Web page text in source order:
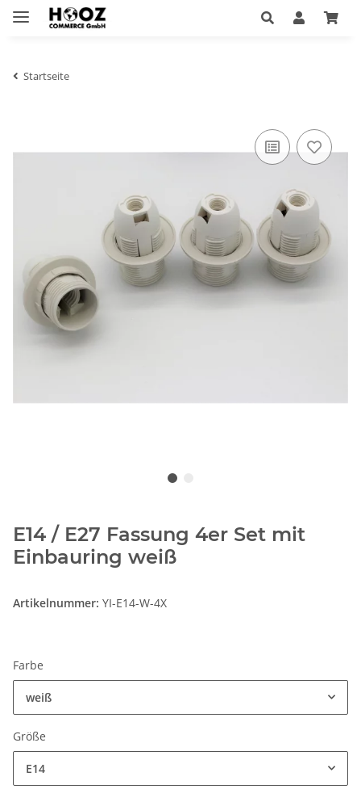
Startseite
E14 / E27 Fassung 4er Set mit
Einbauring weiß
Artikelnummer: YI-E14-W-4X
Farbe
weiß
Größe
E14